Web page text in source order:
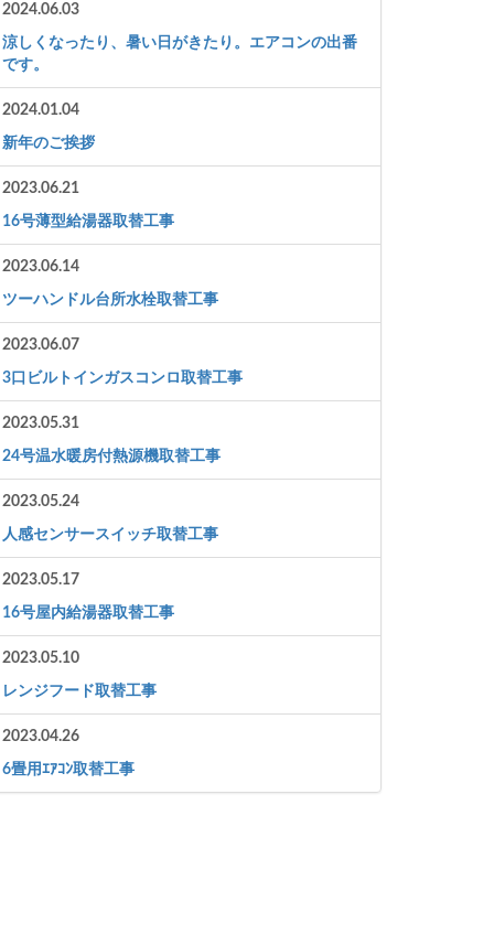
2024.06.03
涼しくなったり、暑い日がきたり。エアコンの出番
です。
2024.01.04
新年のご挨拶
2023.06.21
16号薄型給湯器取替工事
2023.06.14
ツーハンドル台所水栓取替工事
2023.06.07
3口ビルトインガスコンロ取替工事
2023.05.31
24号温水暖房付熱源機取替工事
2023.05.24
人感センサースイッチ取替工事
2023.05.17
16号屋内給湯器取替工事
2023.05.10
レンジフード取替工事
2023.04.26
6畳用ｴｱｺﾝ取替工事